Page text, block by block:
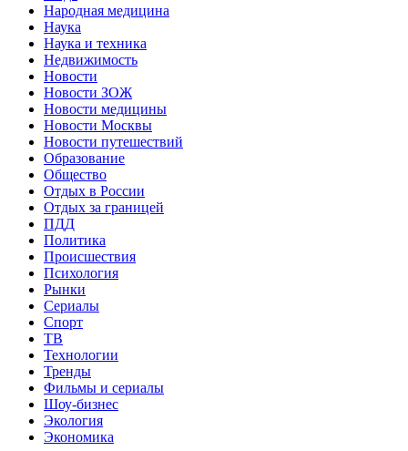
Народная медицина
Наука
Наука и техника
Недвижимость
Новости
Новости ЗОЖ
Новости медицины
Новости Москвы
Новости путешествий
Образование
Общество
Отдых в России
Отдых за границей
ПДД
Политика
Происшествия
Психология
Рынки
Сериалы
Спорт
ТВ
Технологии
Тренды
Фильмы и сериалы
Шоу-бизнес
Экология
Экономика